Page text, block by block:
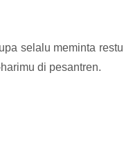
selalu meminta restu
di pesantren.